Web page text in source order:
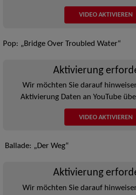
VIDEO AKTIVIEREN
Pop: „Bridge Over Troubled Water“
Aktivierung
Wir möchten Sie darauf
Aktivierung Daten an YouTube
VIDEO AKTIVIEREN
Ballade: „Der Weg“
Aktivierung
Wir möchten Sie darauf